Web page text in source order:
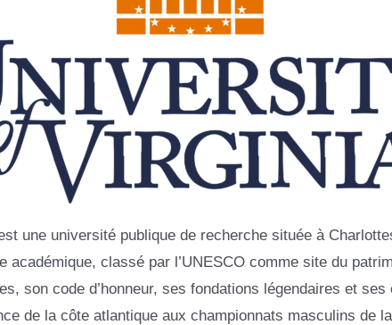
une université publique de recherche située à
académique, classé par l’UNESCO comme site du
son code d’honneur, ses fondations légendaires et
de la côte atlantique aux championnats masculins de